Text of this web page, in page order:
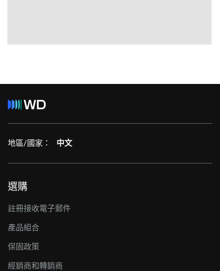
地區/國家： 中文
選購
註冊接收電子郵件
產品組合
保固政策
經銷商和轉銷商